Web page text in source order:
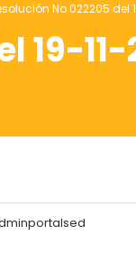
No 022205 del
19-11-